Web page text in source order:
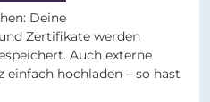
Deine
Zertifikate werden
Auch externe
einfach hochladen – so hast